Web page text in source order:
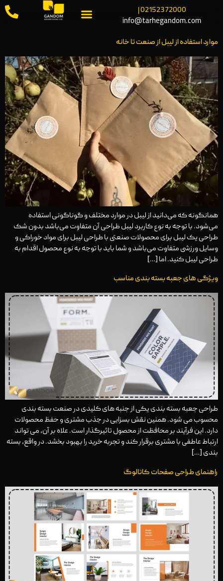
02152372000 |
info@tarhegandom.com
موارد استفاده از لیبل از صنعت تا خانه
همانگونه که می‌دانید از لیبل در موارد مختلف و گوناگونی استفاده
می‌شود. با توجه به نوع کاربرد لیبل طراحی آن متفاوت می‌باشد بدون شک
طراحی یک لیبل برای محصولات صنعتی با طراحی لیبل برای مواد خوراکی و
وسایل ورزشی متفاوت می‌باشد و شما باید با توجه به نوع محصول اقدام به
طراحی لیبل کنید. اما […]
ویژگی های جعبه بسته بندی مناسب
طراحی جعبه بسته‌ بندی یکی از جنبه‌ های کلیدی در صنعت بسته ‌بندی
محسوب می شود. همنین نقش بسزایی در جذب مشتری و حفظ محصولات
دارد. این فرآیند بر محافظت از محصول تاثیرگذار است. علاه بر آن، می ‌تواند
ارتباط عاطفی با مشتری برقرار کند و تجربه خرید را بهبود بخشد. در واقع، بسته‌
بندی […]
راهنمای طراحی صفحات کاتالوگ